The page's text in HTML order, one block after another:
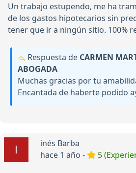
Un trabajo estupendo, me ha
de los gastos hipotecarios sin
tener que ir a ningún sitio. 100%
Respuesta de CARMEN
ABOGADA
Muchas gracias por tu
Encantada de haberte podido
inés Barba
hace 1 año -
5